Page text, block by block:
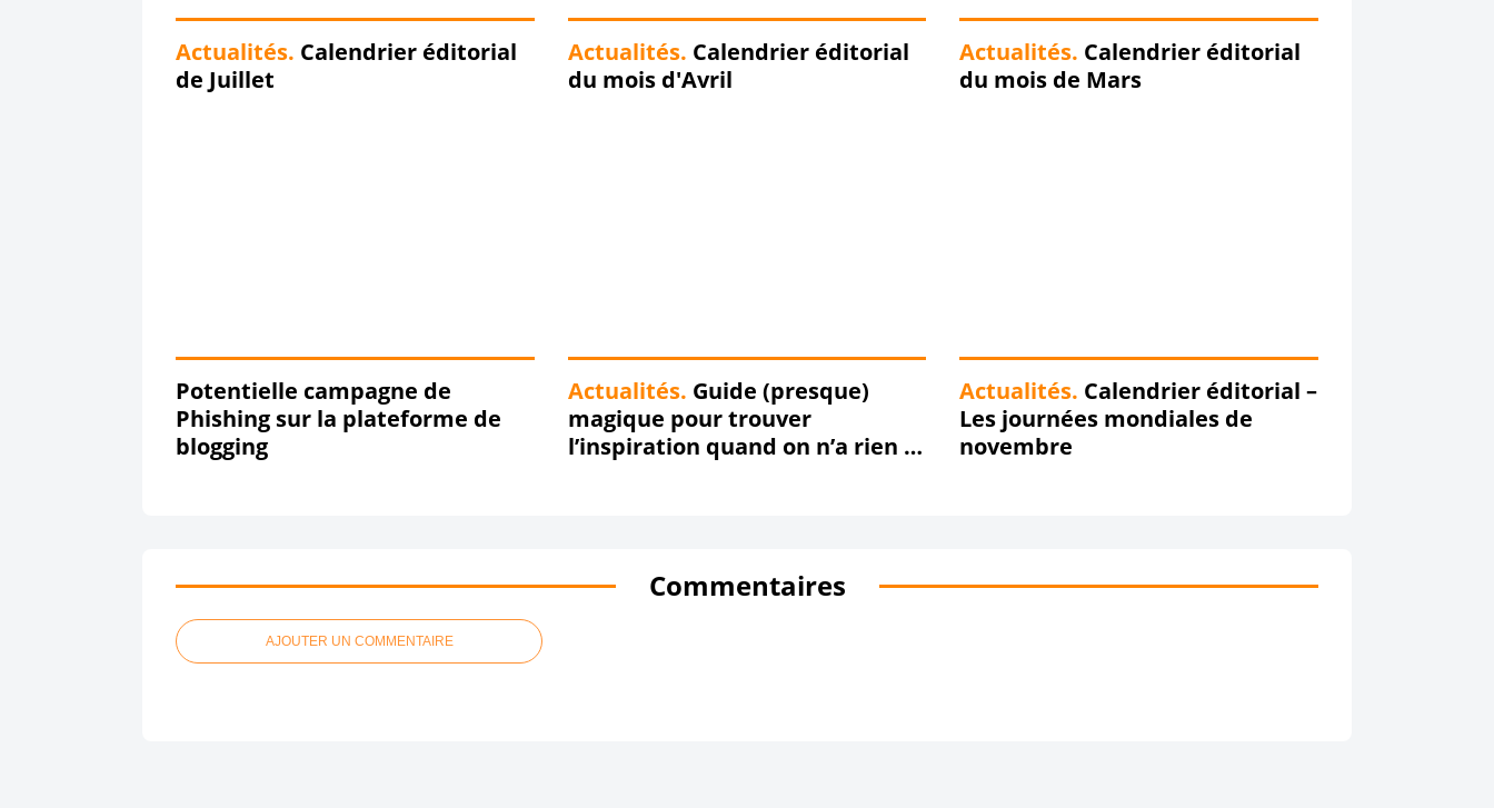
Actualités. Calendrier éditorial
de Juillet
Actualités. Calendrier éditorial
du mois d'Avril
Actualités. Calendrier éditorial
du mois de Mars
Potentielle campagne de
Phishing sur la plateforme de
blogging
Actualités. Guide (presque)
magique pour trouver
l’inspiration quand on n’a rien à
Actualités. Calendrier éditorial –
Les journées mondiales de
novembre
Commentaires
AJOUTER UN COMMENTAIRE